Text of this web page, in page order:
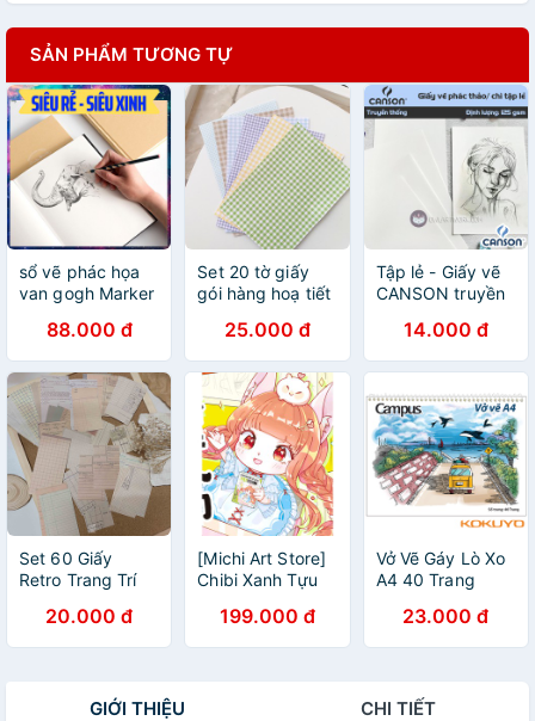
SẢN PHẨM TƯƠNG TỰ
sổ vẽ phác họa
van gogh Marker
88.000 đ
Set 20 tờ giấy
gói hàng hoạ tiết
kích thước
(không phải giấy
bao tập)
25.000 đ
Tập lẻ - Giấy vẽ
CANSON truyền
mỏng 125gsm
14.000 đ
Set 60 Giấy
Retro Trang Trí
Nhà Cam
20.000 đ
[Michi Art Store]
Chibi Xanh Tựu
nghệ thuật tranh
minh họa hướng
199.000 đ
Vở Vẽ Gáy Lò Xo
A4 40 Trang
Phong Cảnh
Campus
23.000 đ
GIỚI THIỆU CHI TIẾT